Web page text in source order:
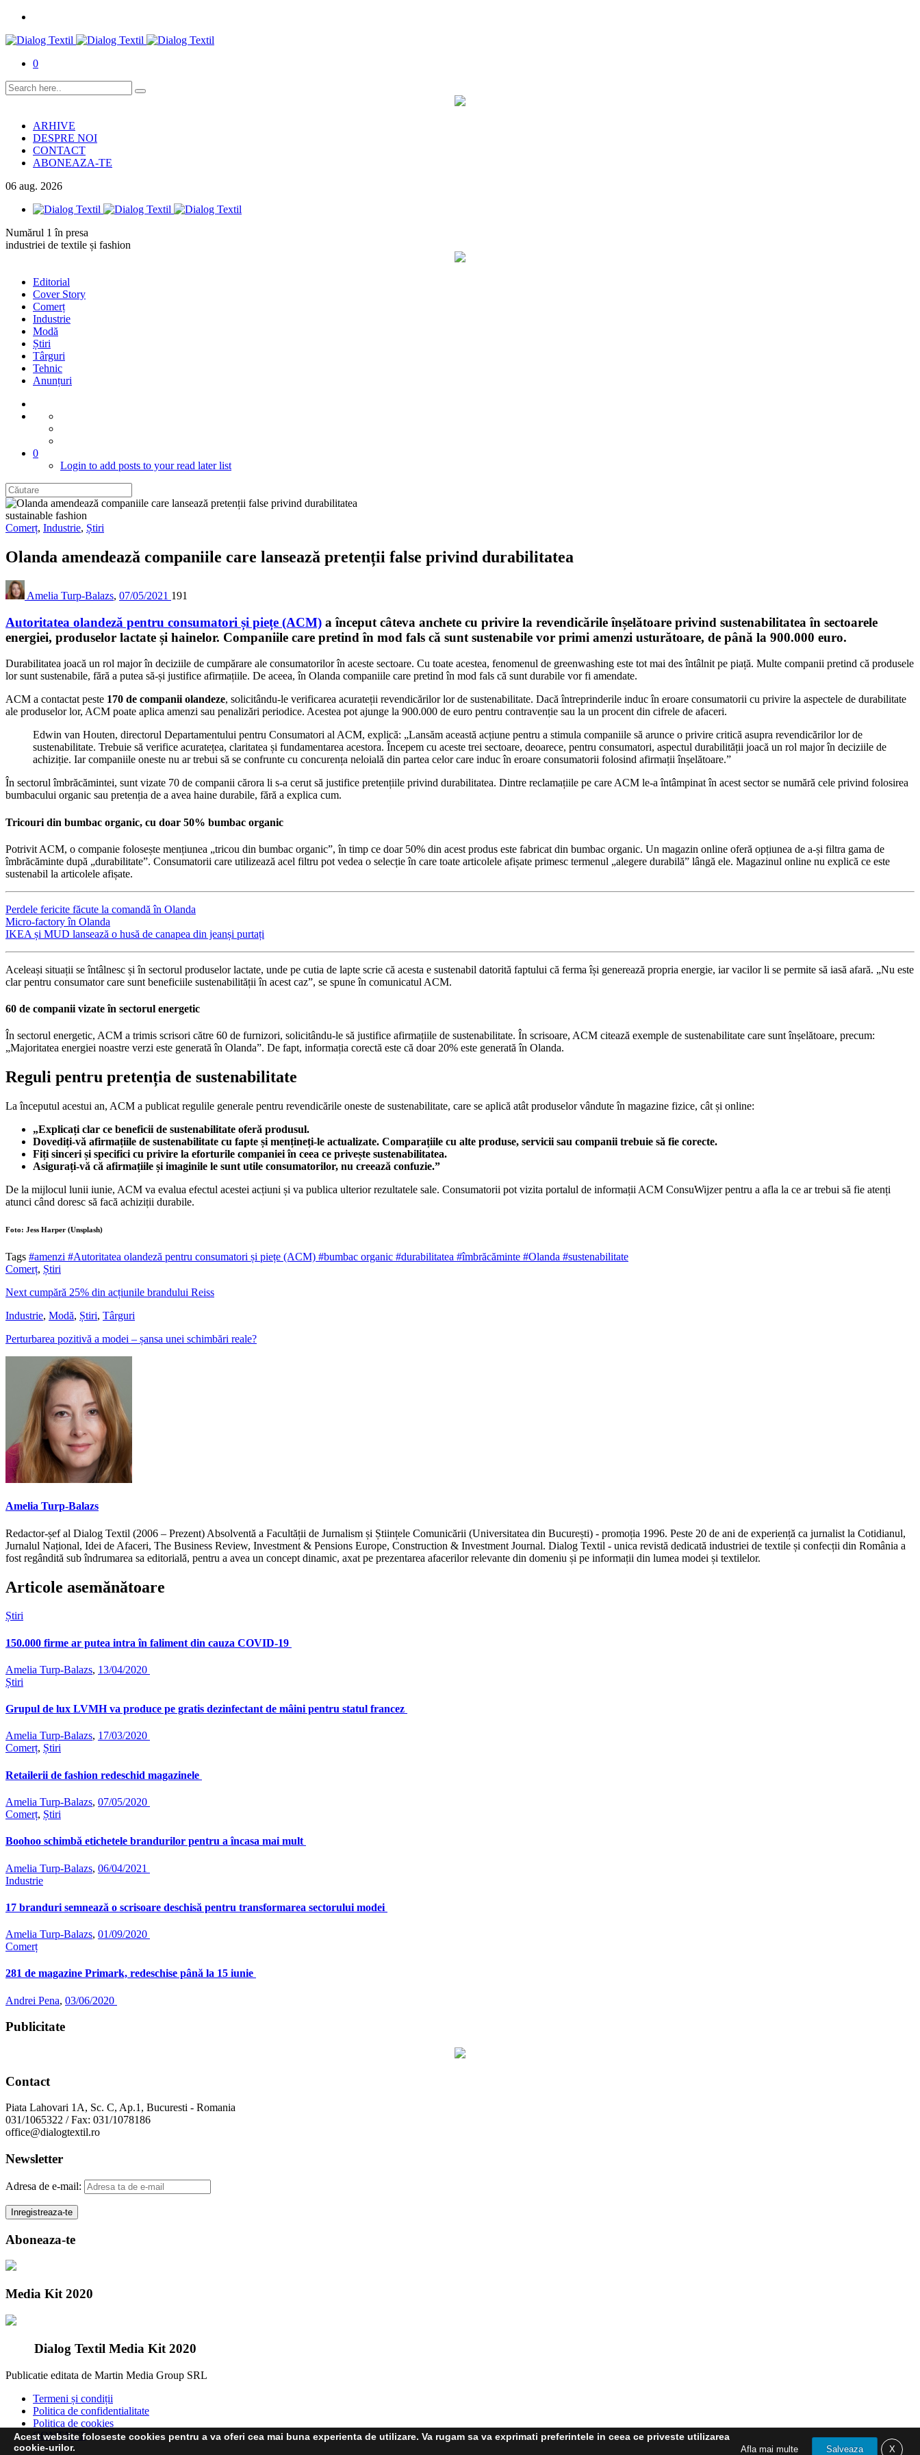
0
ARHIVE
DESPRE NOI
CONTACT
ABONEAZA-TE
06 aug. 2026
Numărul 1 în presa
industriei de textile și fashion
Editorial
Cover Story
Comerț
Industrie
Modă
Știri
Târguri
Tehnic
Anunțuri
0
Login to add posts to your read later list
sustainable fashion
Comerț, Industrie, Știri
Olanda amendează companiile care lansează pretenții false privind durabilitatea
Amelia Turp-Balazs, 07/05/2021 191
Autoritatea olandeză pentru consumatori și piețe (ACM) a început câteva anchete cu privire la revendicările înșelătoare privind sustenabilitatea în sectoarele
energiei, produselor lactate și hainelor. Companiile care pretind în mod fals că sunt sustenabile vor primi amenzi usturătoare, de până la 900.000 euro.
Durabilitatea joacă un rol major în deciziile de cumpărare ale consumatorilor în aceste sectoare. Cu toate acestea, fenomenul de greenwashing este tot mai des întâlnit pe piață. Multe companii pretind că produsele
lor sunt sustenabile, fără a putea să-și justifice afirmațiile. De aceea, în Olanda companiile care pretind în mod fals că sunt durabile vor fi amendate.
ACM a contactat peste 170 de companii olandeze, solicitându-le verificarea acurateții revendicărilor lor de sustenabilitate. Dacă întreprinderile induc în eroare consumatorii cu privire la aspectele de durabilitate
ale produselor lor, ACM poate aplica amenzi sau penalizări periodice. Acestea pot ajunge la 900.000 de euro pentru contravenție sau la un procent din cifrele de afaceri.
Edwin van Houten, directorul Departamentului pentru Consumatori al ACM, explică: „Lansăm această acțiune pentru a stimula companiile să arunce o privire critică asupra revendicărilor lor de
sustenabilitate. Trebuie să verifice acuratețea, claritatea și fundamentarea acestora. Începem cu aceste trei sectoare, deoarece, pentru consumatori, aspectul durabilității joacă un rol major în deciziile de
achiziție. Iar companiile oneste nu ar trebui să se confrunte cu concurența neloială din partea celor care induc în eroare consumatorii folosind afirmații înșelătoare.”
În sectorul îmbrăcămintei, sunt vizate 70 de companii cărora li s-a cerut să justifice pretențiile privind durabilitatea. Dintre reclamațiile pe care ACM le-a întâmpinat în acest sector se numără cele privind folosirea
bumbacului organic sau pretenția de a avea haine durabile, fără a explica cum.
Tricouri din bumbac organic, cu doar 50% bumbac organic
Potrivit ACM, o companie folosește mențiunea „tricou din bumbac organic”, în timp ce doar 50% din acest produs este fabricat din bumbac organic. Un magazin online oferă opțiunea de a-și filtra gama de
îmbrăcăminte după „durabilitate”. Consumatorii care utilizează acel filtru pot vedea o selecție în care toate articolele afișate primesc termenul „alegere durabilă” lângă ele. Magazinul online nu explică ce este
sustenabil la articolele afișate.
Perdele fericite făcute la comandă în Olanda
Micro-factory în Olanda
IKEA și MUD lansează o husă de canapea din jeanși purtați
Aceleași situații se întâlnesc și în sectorul produselor lactate, unde pe cutia de lapte scrie că acesta e sustenabil datorită faptului că ferma își generează propria energie, iar vacilor li se permite să iasă afară. „Nu este
clar pentru consumator care sunt beneficiile sustenabilității în acest caz”, se spune în comunicatul ACM.
60 de companii vizate în sectorul energetic
În sectorul energetic, ACM a trimis scrisori către 60 de furnizori, solicitându-le să justifice afirmațiile de sustenabilitate. În scrisoare, ACM citează exemple de sustenabilitate care sunt înșelătoare, precum:
„Majoritatea energiei noastre verzi este generată în Olanda”. De fapt, informația corectă este că doar 20% este generată în Olanda.
Reguli pentru pretenția de sustenabilitate
La începutul acestui an, ACM a publicat regulile generale pentru revendicările oneste de sustenabilitate, care se aplică atât produselor vândute în magazine fizice, cât și online:
„Explicați clar ce beneficii de sustenabilitate oferă produsul.
Dovediți-vă afirmațiile de sustenabilitate cu fapte și mențineți-le actualizate. Comparațiile cu alte produse, servicii sau companii trebuie să fie corecte.
Fiți sinceri și specifici cu privire la eforturile companiei în ceea ce privește sustenabilitatea.
Asigurați-vă că afirmațiile și imaginile le sunt utile consumatorilor, nu creează confuzie.”
De la mijlocul lunii iunie, ACM va evalua efectul acestei acțiuni și va publica ulterior rezultatele sale. Consumatorii pot vizita portalul de informații ACM ConsuWijzer pentru a afla la ce ar trebui să fie atenți
atunci când doresc să facă achiziții durabile.
Foto: Jess Harper (Unsplash)
Tags #amenzi #Autoritatea olandeză pentru consumatori și piețe (ACM) #bumbac organic #durabilitatea #îmbrăcăminte #Olanda #sustenabilitate
Comerț, Știri
Next cumpără 25% din acțiunile brandului Reiss
Industrie, Modă, Știri, Târguri
Perturbarea pozitivă a modei – șansa unei schimbări reale?
Amelia Turp-Balazs
Redactor-șef al Dialog Textil (2006 – Prezent) Absolventă a Facultății de Jurnalism și Științele Comunicării (Universitatea din București) - promoția 1996. Peste 20 de ani de experiență ca jurnalist la Cotidianul,
Jurnalul Național, Idei de Afaceri, The Business Review, Investment & Pensions Europe, Construction & Investment Journal. Dialog Textil - unica revistă dedicată industriei de textile și confecții din România a
fost regândită sub îndrumarea sa editorială, pentru a avea un concept dinamic, axat pe prezentarea afacerilor relevante din domeniu și pe informații din lumea modei și textilelor.
Articole asemănătoare
Știri
150.000 firme ar putea intra în faliment din cauza COVID-19
Amelia Turp-Balazs, 13/04/2020
Știri
Grupul de lux LVMH va produce pe gratis dezinfectant de mâini pentru statul francez
Amelia Turp-Balazs, 17/03/2020
Comerț, Știri
Retailerii de fashion redeschid magazinele
Amelia Turp-Balazs, 07/05/2020
Comerț, Știri
Boohoo schimbă etichetele brandurilor pentru a încasa mai mult
Amelia Turp-Balazs, 06/04/2021
Industrie
17 branduri semnează o scrisoare deschisă pentru transformarea sectorului modei
Amelia Turp-Balazs, 01/09/2020
Comerț
281 de magazine Primark, redeschise până la 15 iunie
Andrei Pena, 03/06/2020
Publicitate
Contact
Piata Lahovari 1A, Sc. C, Ap.1, Bucuresti - Romania
031/1065322 / Fax: 031/1078186
office@dialogtextil.ro
Newsletter
Adresa de e-mail:
Aboneaza-te
Media Kit 2020
Dialog Textil Media Kit 2020
Publicatie editata de Martin Media Group SRL
Termeni și condiții
Politica de confidentialitate
Politica de cookies
CONTACT
Acest website foloseste cookies pentru a va oferi cea mai buna experienta de utilizare. Va rugam sa va exprimati preferintele in ceea ce priveste utilizarea
cookie-urilor.
Afla mai multe Salveaza X